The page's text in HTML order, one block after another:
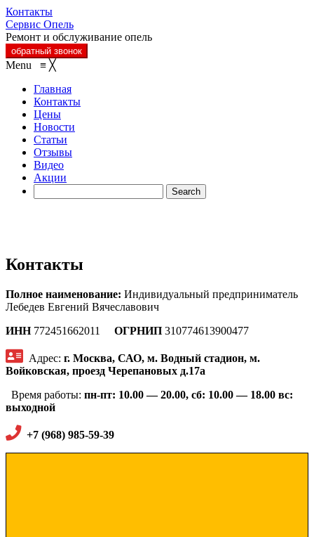
Контакты
Сервис Опель
Ремонт и обслуживание опель
обратный звонок
Menu ≡ ╳
Главная
Контакты
Цены
Новости
Статьи
Отзывы
Видео
Акции
Контакты
Полное наименование: Индивидуальный предприниматель
Лебедев Евгений Вячеславович
ИНН772451662011 ОГРНИП 310774613900477
Адрес: г. Москва, САО, м. Водный стадион, м.
Войковская, проезд Черепановых д.17а
Время работы: пн-пт: 10.00 — 20.00, сб: 10.00 — 18.00 вс:
выходной
+7 (968) 985-59-39